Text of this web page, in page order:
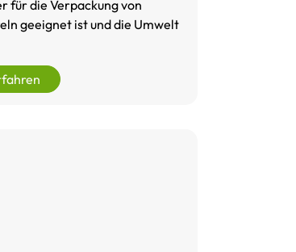
für die Verpackung von
geeignet ist und die Umwelt